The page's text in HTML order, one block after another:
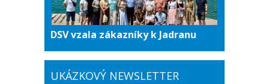
DSV vzala zákazníky k Jadranu
UKÁZKOVÝ NEWSLETTER